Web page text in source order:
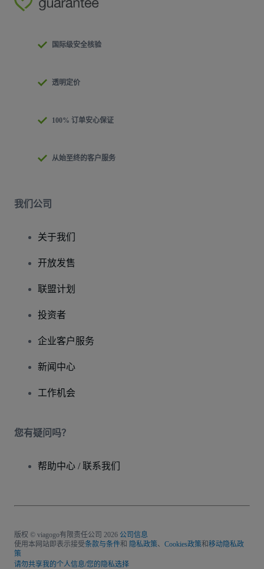
国际级安全核验
透明定价
100% 订单安心保证
从始至终的客户服务
我们公司
关于我们
开放发售
联盟计划
投资者
企业客户服务
新闻中心
工作机会
您有疑问吗？
帮助中心 / 联系我们
版权 © viagogo有限责任公司 2026 公司信息
使用本网站即表示接受条款与条件和 隐私政策、 Cookies政策和移动隐私政
策
请勿共享我的个人信息/您的隐私选择